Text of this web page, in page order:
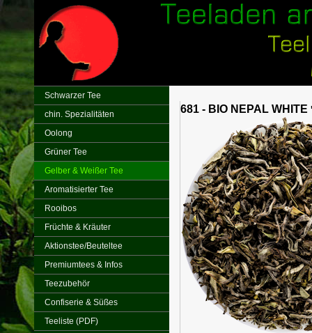
Schwarzer Tee
chin. Spezialitäten
Oolong
Grüner Tee
Gelber & Weißer Tee
Aromatisierter Tee
Rooibos
Früchte & Kräuter
Aktionstee/Beuteltee
Premiumtees & Infos
Teezubehör
Confiserie & Süßes
Teeliste (PDF)
681 - BIO NEPAL WHITE